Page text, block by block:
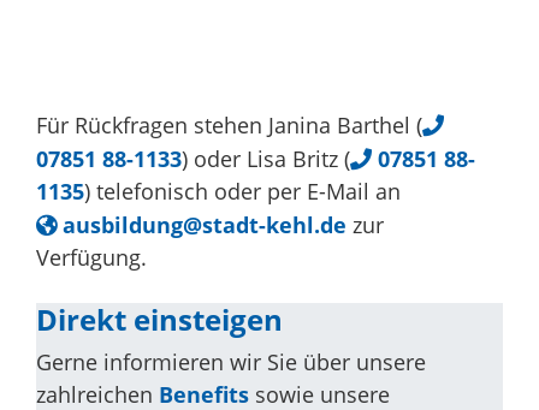
Für Rückfragen stehen Janina Barthel (
07851 88-1133) oder Lisa Britz (
07851 88-
1135) telefonisch oder per E-Mail an
ausbildung@stadt-kehl.de zur
Verfügung.
Direkt einsteigen
Gerne informieren wir Sie über unsere
zahlreichen Benefits sowie unsere